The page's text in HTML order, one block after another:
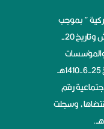
” بموجب
خطاب وزارة الشؤون الإجتماعية رقم 6-72218-ش وتاريخ 20-
والمؤسسات
الخيرية الصادرة بقرار مجلس الوزراء رقم 107وتاريخ 25-6-1410هــ
رقم
بمقتضاها، وسجلت